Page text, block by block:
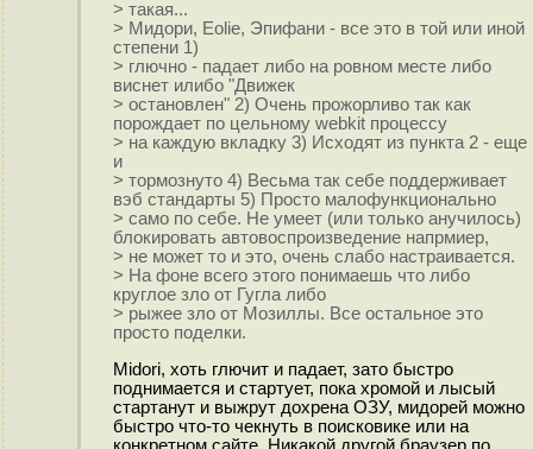
> такая...
> Мидори, Eolie, Эпифани - все это в той или иной
степени 1)
> глючно - падает либо на ровном месте либо
виснет илибо "Движек
> остановлен" 2) Очень прожорливо так как
порождает по цельному webkit процессу
> на каждую вкладку 3) Исходят из пункта 2 - еще
и
> тормознуто 4) Весьма так себе поддерживает
вэб стандарты 5) Просто малофункционально
> само по себе. Не умеет (или только анучилось)
блокировать автовоспроизведение напрмиер,
> не может то и это, очень слабо настраивается.
> На фоне всего этого понимаешь что либо
круглое зло от Гугла либо
> рыжее зло от Мозиллы. Все остальное это
просто поделки.
Midori, хоть глючит и падает, зато быстро
поднимается и стартует, пока хромой и лысый
стартанут и выжрут дохрена ОЗУ, мидорей можно
быстро что-то чекнуть в поисковике или на